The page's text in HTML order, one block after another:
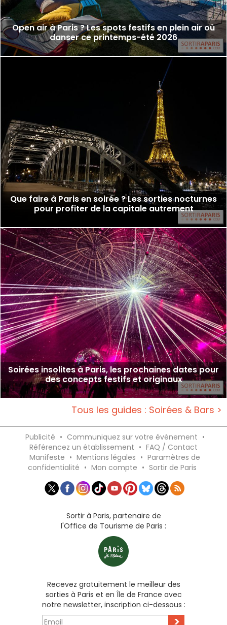
Open air à Paris ? Les spots festifs en plein air où
danser ce printemps-été 2026
Que faire à Paris en soirée ? Les sorties nocturnes
pour profiter de la capitale autrement
Soirées insolites à Paris, les prochaines dates pour
des concepts festifs et originaux
Tous les guides : Soirées & Bars >
Publicité • Communiquez sur votre événement •
Référencez un établissement • FAQ / Contact
Manifeste • Mentions légales • Paramètres de
confidentialité • Mon compte • Sortir de Paris
Sortir à Paris, partenaire de
l'Office de Tourisme de Paris :
Recevez gratuitement le meilleur des
sorties à Paris et en Île de France avec
notre newsletter, inscription ci-dessous :